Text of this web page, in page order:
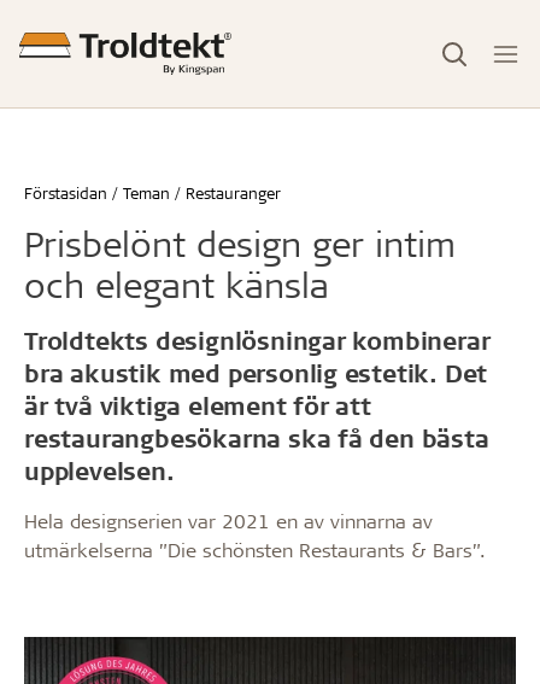
Förstasidan Teman Restauranger
Prisbelönt design ger intim
och elegant känsla
Troldtekts designlösningar kombinerar
bra akustik med personlig estetik. Det
är två viktiga element för att
restaurangbesökarna ska få den bästa
upplevelsen.
Hela designserien var 2021 en av vinnarna av
utmärkelserna ”Die schönsten Restaurants & Bars”.